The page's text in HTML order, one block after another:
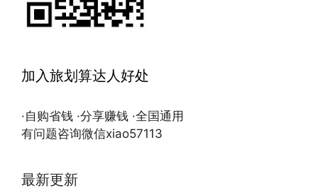
加入旅划算达人好处
·自购省钱 ·分享赚钱 ·全国通用
有问题咨询微信xiao57113
最新更新